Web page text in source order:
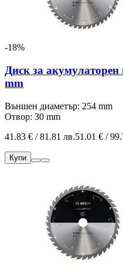
-18%
Диск за
mm
Външен диаметър: 254 mm
Отвор: 30 mm
41.83 € / 81.81 лв.51.01 € /
Купи